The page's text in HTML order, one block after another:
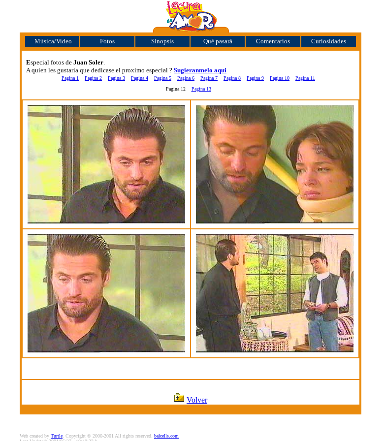
Música/Video Fotos Sinopsis Qué pasará Comentarios Curiosidades
Especial fotos de Juan Soler.
A quien les gustaria que dedicase el proximo especial ? Sugieranmelo aqui
Pagina 1 Pagina 2 Pagina 3 Pagina 4 Pagina 5 Pagina 6 Pagina 7 Pagina 8 Pagina 9 Pagina 10
Pagina 11
Pagina 12 Pagina 13
Volver
Web created by Turtle . Copyright © 2000-2001 All rights reserved. balcells.com